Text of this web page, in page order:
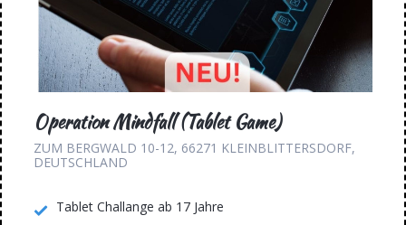
Operation Mindfall (Tablet Game)
ZUM BERGWALD 10-12, 66271 KLEINBLITTERSDORF,
DEUTSCHLAND
Tablet Challange ab 17 Jahre